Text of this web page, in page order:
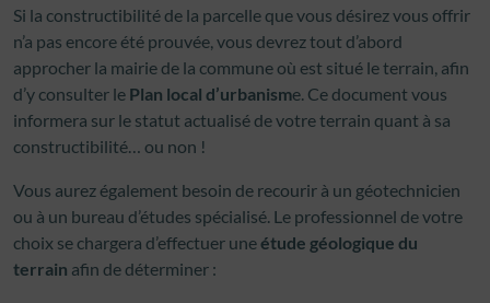
Si la constructibilité de la parcelle que vous désirez vous offrir
n’a pas encore été prouvée, vous devrez tout d’abord
approcher la mairie de la commune où est situé le terrain, afin
d’y consulter le Plan local d’urbanisme. Ce document vous
informera sur le statut actualisé de votre terrain quant à sa
constructibilité… ou non !
Vous aurez également besoin de recourir à un géotechnicien
ou à un bureau d’études spécialisé. Le professionnel de votre
choix se chargera d’effectuer uneétude géologique du
terrain afin de déterminer :